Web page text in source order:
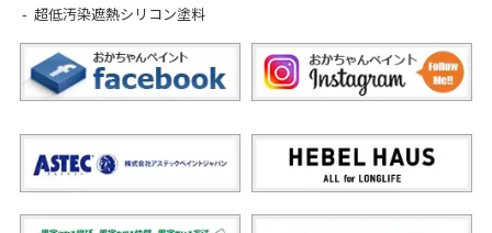
超低汚染遮熱シリコン塗料